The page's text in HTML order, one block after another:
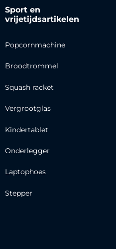
Sport en
vrijetijdsartikelen
Popcornmachine
Broodtrommel
Squash racket
Vergrootglas
Kindertablet
Onderlegger
Laptophoes
Stepper